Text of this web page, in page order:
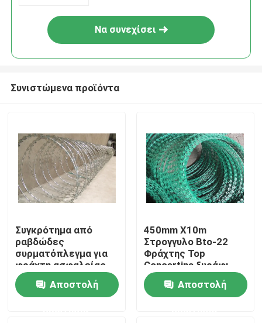
Σπίτι
Προϊόντα
Να συνεχίσει
Συνιστώμενα προϊόντα
Συγκρότημα από
ραβδώδες
συρματόπλεγμα για
φράχτη ασφαλείας
με BTO22
Αποστολή
450mm X10m
Στρογγυλο Bto-22
Φράχτης Top
Concertina ξυράφι
συρματόπλεγμα
Αποστολή